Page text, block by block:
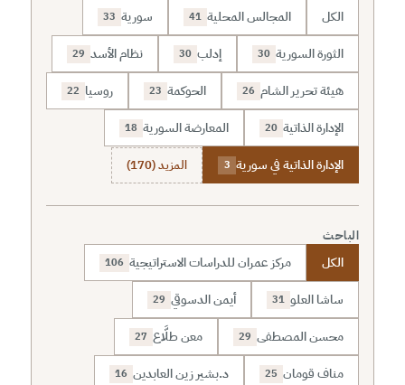
الكل المجالس المحلية 41 سورية 33
الثورة السورية 30 إدلب 30 نظام الأسد 29
هيئة تحرير الشام 26 الحوكمة 23 روسيا 22
الإدارة الذاتية 20 المعارضة السورية 18
الإدارة الذاتية في سورية 3 المزيد (170)
الباحث
الكل مركز عمران للدراسات الاستراتيجية 106
ساشا العلو 31 أيمن الدسوقي 29
محسن المصطفى 29 معن طلَّاع 27
مناف قومان 25 د.بشير زين العابدين 16